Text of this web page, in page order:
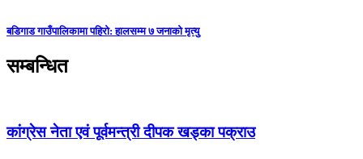
बडिगाड गाउँपालिकामा पहिरो: हालसम्म ७ जनाको मृत्यु
सम्बन्धित
कांग्रेस नेता एवं पूर्वमन्त्री दीपक खड्का पक्राउ